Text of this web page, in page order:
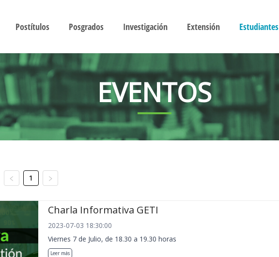
Postítulos Posgrados Investigación Extensión Estudiantes
EVENTOS
1
Charla Informativa GETI
2023-07-03 18:30:00
Viernes 7 de Julio, de 18.30 a 19.30 horas
Leer más